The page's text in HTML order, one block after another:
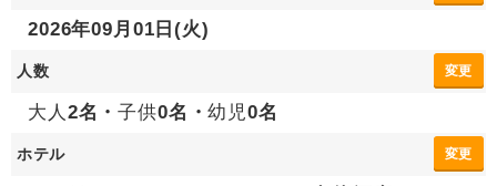
2026年09月01日(火)
人数 変更
大人 2名・子供0名・幼児0名
ホテル 変更